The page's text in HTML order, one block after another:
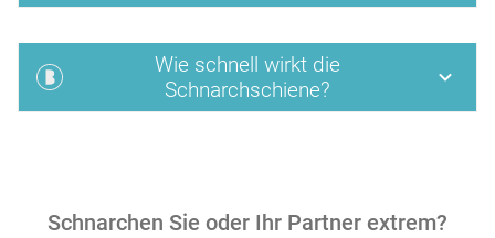
Wie schnell wirkt die
Schnarchschiene?
Schnarchen Sie oder Ihr Partner extrem?